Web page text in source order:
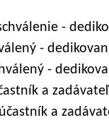
-
-
-
a zadávateľ
a